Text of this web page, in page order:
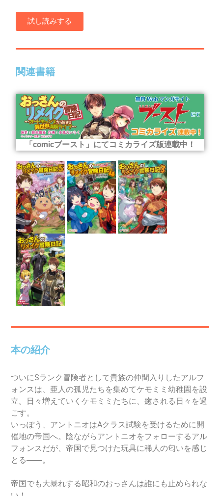
試し読みする
関連書籍
「comicブースト」にてコミカライズ版連載中！
本の紹介
ついにSランク冒険者として貴族の仲間入りしたアルフ
ォンスは、亜人の孤児たちを集めてケモミミ幼稚園を設
立。日々増えていくケモミミたちに、癒される日々を過
ごす。
いっぽう、アントニオはAクラス試験を受けるために開
催地の帝国へ。陰ながらアントニオをフォローするアル
フォンスだが、帝国で見つけた玩具に稀人の匂いを感じ
とる――。
帝国でも大暴れする昭和のおっさんは誰にも止められな